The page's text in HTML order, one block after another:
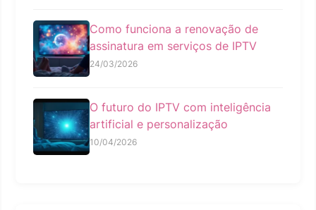
Como funciona a renovação de
assinatura em serviços de IPTV
24/03/2026
O futuro do IPTV com inteligência
artificial e personalização
10/04/2026